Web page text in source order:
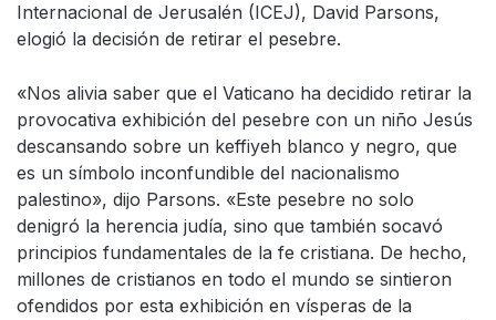
Internacional de Jerusalén (ICEJ), David Parsons,
elogió la decisión de retirar el pesebre.
«Nos alivia saber que el Vaticano ha decidido retirar la
provocativa exhibición del pesebre con un niño Jesús
descansando sobre un keffiyeh blanco y negro, que
es un símbolo inconfundible del nacionalismo
palestino», dijo Parsons. «Este pesebre no solo
denigró la herencia judía, sino que también socavó
principios fundamentales de la fe cristiana. De hecho,
millones de cristianos en todo el mundo se sintieron
ofendidos por esta exhibición en vísperas de la